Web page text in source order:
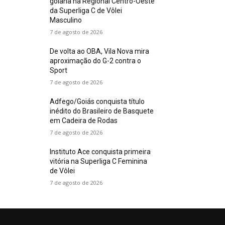
da Superliga C de Vôlei
Masculino
7 de agosto de 2026
De volta ao OBA, Vila Nova mira
aproximação do G-2 contra o
Sport
7 de agosto de 2026
Adfego/Goiás conquista título
inédito do Brasileiro de Basquete
em Cadeira de Rodas
7 de agosto de 2026
Instituto Ace conquista primeira
vitória na Superliga C Feminina
de Vôlei
7 de agosto de 2026